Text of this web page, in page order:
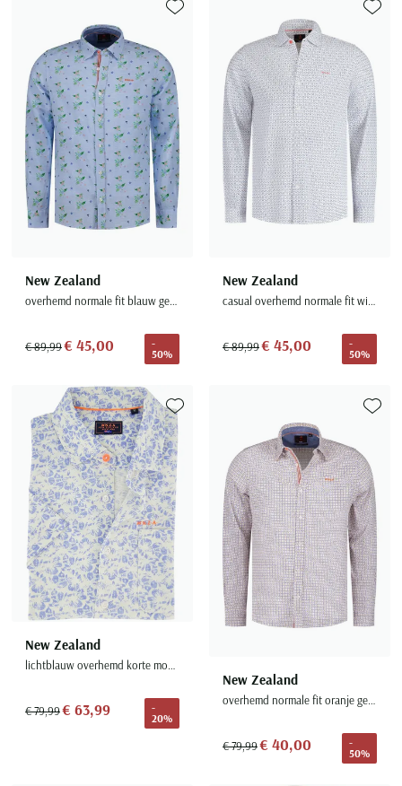
Slater
State of Art
Superdry
Tenson
Thomas Maine
Tommy Hilfiger
Tramarossa
UBR
Wellington of Billmore
Xacus
Alle merken
New Zealand
overhemd normale fit blauw geprint linnen
€ 89,99€ 45,00
-
50%
Toevoegen aan favorieten
New Zealand
casual overhemd normale fit wit geprint
€ 89,99€ 45,00
-
50%
New Zealand
lichtblauw overhemd korte mouw geprint katoen
€ 79,99€ 63,99
-
20%
Toevoegen aan favorieten
New Zealand
overhemd normale fit oranje geprint katoen
€ 79,99€ 40,00
-
50%